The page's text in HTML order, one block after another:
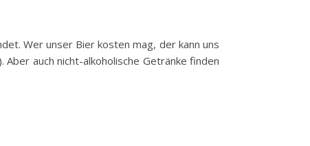
Wer unser Bier kosten mag, der kann uns
auch nicht-alkoholische Getränke finden